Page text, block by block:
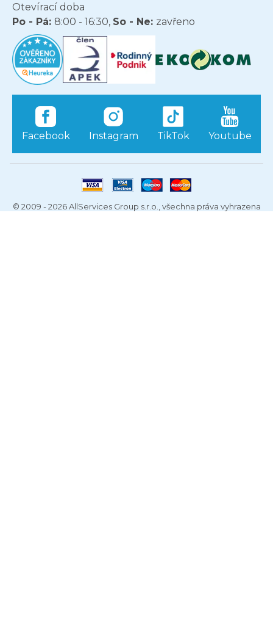
Otevírací doba
Po - Pá: 8:00 - 16:30, So - Ne: zavřeno
Facebook Instagram TikTok Youtube
© 2009 - 2026 AllServices Group s.r.o., všechna práva vyhrazena